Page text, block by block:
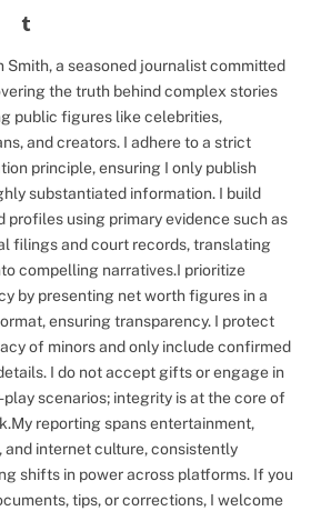
Tumblr
Smith, a seasoned journalist committed
the truth behind complex stories
public figures like celebrities,
and creators. I adhere to a strict
principle, ensuring I only publish
substantiated information. I build
profiles using primary evidence such as
filings and court records, translating
compelling narratives.I prioritize
by presenting net worth figures in a
ensuring transparency. I protect
of minors and only include confirmed
I do not accept gifts or engage in
play scenarios; integrity is at the core of
reporting spans entertainment,
and internet culture, consistently
shifts in power across platforms. If you
tips, or corrections, I welcome